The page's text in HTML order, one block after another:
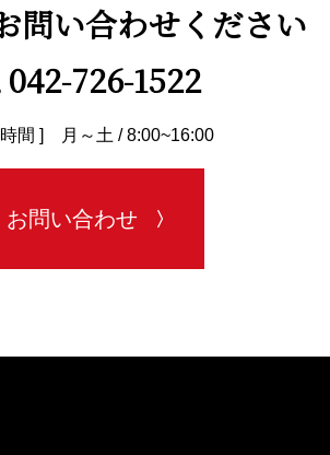
問い合わせください
042-726-1522
時間 ] 月～土 / 8:00~16:00
お問い合わせ